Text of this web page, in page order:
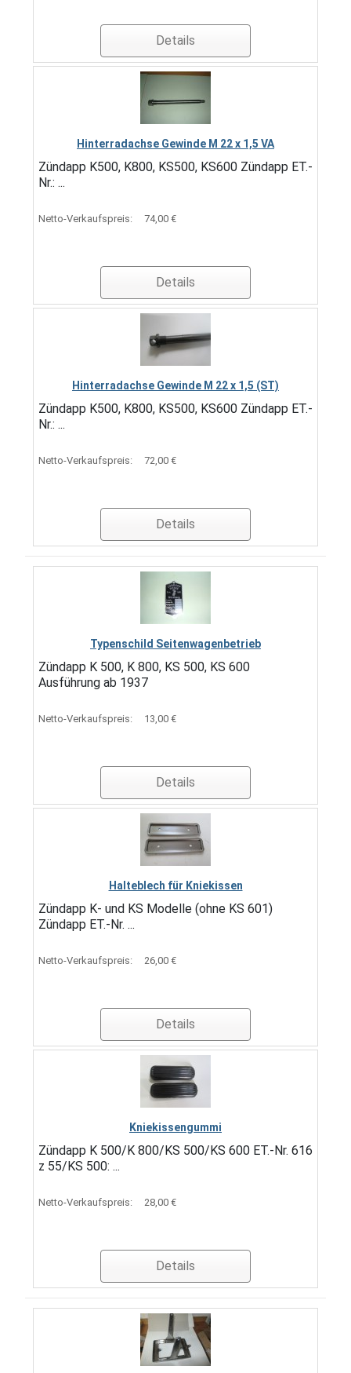
Details
Hinterradachse Gewinde M 22 x 1,5 VA
Zündapp K500, K800, KS500, KS600 Zündapp ET.-
Nr.: ...
Netto-Verkaufspreis: 74,00 €
Details
Hinterradachse Gewinde M 22 x 1,5 (ST)
Zündapp K500, K800, KS500, KS600 Zündapp ET.-
Nr.: ...
Netto-Verkaufspreis: 72,00 €
Details
Typenschild Seitenwagenbetrieb
Zündapp K 500, K 800, KS 500, KS 600
Ausführung ab 1937
Netto-Verkaufspreis: 13,00 €
Details
Halteblech für Kniekissen
Zündapp K- und KS Modelle (ohne KS 601)
Zündapp ET.-Nr. ...
Netto-Verkaufspreis: 26,00 €
Details
Kniekissengummi
Zündapp K 500/K 800/KS 500/KS 600 ET.-Nr. 616
z 55/KS 500: ...
Netto-Verkaufspreis: 28,00 €
Details